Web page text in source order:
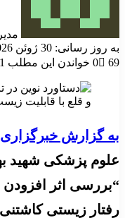
به روز رسانی: 30 ژوئن 2026
0
69 خواندن این مطلب 1 دقیقه زمان میبرد
به گزارش
علوم پزشکی شهید
“بررسی اثر افزودن
رفتار زیستی